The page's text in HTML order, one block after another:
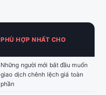
PHÙ HỢP NHẤT CHO
Những người mới bắt đầu muốn
giao dịch chênh lệch giá toàn
phần